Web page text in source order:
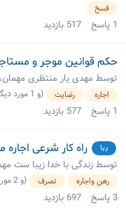
فسخ
1 پاسخ 517 بازدید
حکم قوانین موجر و
توسط مهدی یار منتظری مهمان،
اجاره رضایت (و 1 مورد دیگر)
1 پاسخ 577 بازدید
ربا راه کار شرعی اجاره
توسط زندگی با خدا زیبا ست
رهن واجاره تصرف (و 2 مورد دیگر)
3پاسخ 697 بازدید